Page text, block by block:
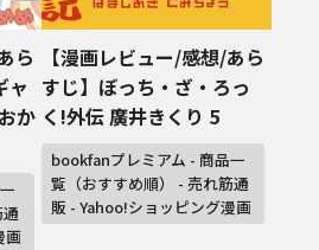
ら
ャ
か
画
【漫画レビュー/感想/あら
すじ】ぼっち・ざ・ろっ
く!外伝 廣井きくり 5
bookfanプレミアム - 商品一
覧（おすすめ順） - 売れ筋通
販 - Yahoo!ショッピング漫画